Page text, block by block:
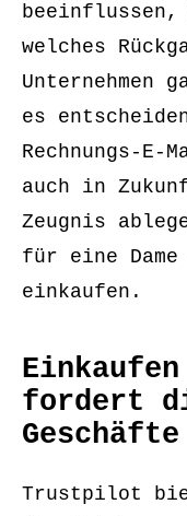
beeinflussen,
welches
es
Rechnungs-
auch in
Zeugnis
für eine
einkaufen.
fordert
Trustpilot